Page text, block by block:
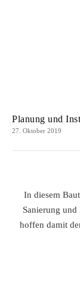
Planung und
27. Oktober 2019
In diesem
Sanierung
hoffen damit